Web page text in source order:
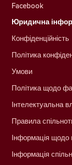
Facebook
Юридична
Конфіденційність
Політика
Умови
Політика щодо
Інтелектуальна
Правила
Інформація щодо
Інформація